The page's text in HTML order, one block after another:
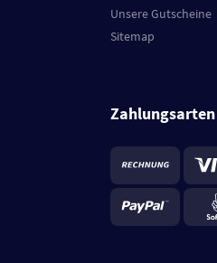
Unsere Gutscheine
Sitemap
Zahlungsarten